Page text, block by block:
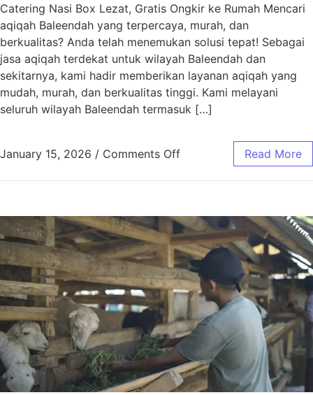
Catering Nasi Box Lezat, Gratis Ongkir ke Rumah Mencari
aqiqah Baleendah yang terpercaya, murah, dan
berkualitas? Anda telah menemukan solusi tepat! Sebagai
jasa aqiqah terdekat untuk wilayah Baleendah dan
sekitarnya, kami hadir memberikan layanan aqiqah yang
mudah, murah, dan berkualitas tinggi. Kami melayani
seluruh wilayah Baleendah termasuk […]
January 15, 2026 / Comments Off Read More